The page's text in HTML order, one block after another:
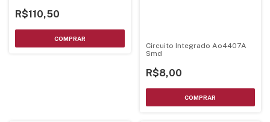
R$110,50
Circuito Integrado Ao4407A
Smd
R$8,00